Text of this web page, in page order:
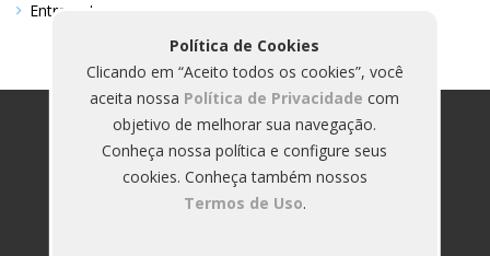
Entre outros
Política de Cookies
Clicando em “Aceito todos os cookies”, você
aceita nossa Política de Privacidade com
objetivo de melhorar sua navegação.
Conheça nossa política e configure seus
cookies. Conheça também nossos
Termos de Uso.